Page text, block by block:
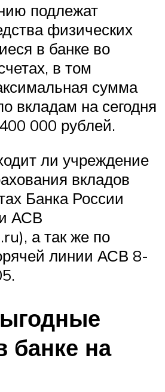
подлежат
физических
в банке во
в том
сумма
вкладам на сегодня
000 рублей.
ли учреждение
вкладов
Банка России
АСВ
а так же по
линии АСВ 8-
банке на